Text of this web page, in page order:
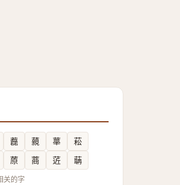
䖃 藽 蕐
菘
蒝 蔏 菦 䔜
关的字